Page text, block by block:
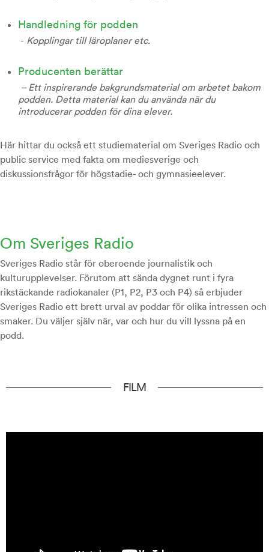
Handledning för podden
- Kopplingar till läroplaner etc.
Producenten berättar
– Ett inspirerande bakgrundsmaterial om arbetet bakom
podden. Detta material kan du använda när du
introducerar podden för dina elever.
Här hittar du också ett studiematerial om Sveriges Radio och
public service med fakta om mediesverige och
diskussionsfrågor för högstadie- och gymnasieelever.
Om Sveriges Radio
Sveriges Radio står för oberoende journalistik och
kulturupplevelser. Förutom att sända dygnet runt i fyra
rikstäckande radiokanaler (P1, P2, P3 och P4) så erbjuder
Sveriges Radio ett brett urval av poddar för olika intressen och
smaker. Du väljer själv när, var och hur du vill lyssna på en
podd.
FILM